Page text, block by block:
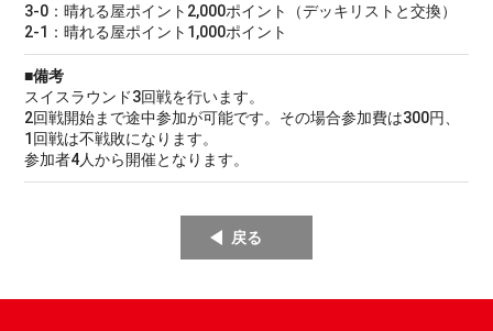
3-0：晴れる屋ポイント2,000ポイント（デッキリストと交換）
2-1：晴れる屋ポイント1,000ポイント
■備考
スイスラウンド3回戦を行います。
2回戦開始まで途中参加が可能です。その場合参加費は300円、
1回戦は不戦敗になります。
参加者4人から開催となります。
戻る